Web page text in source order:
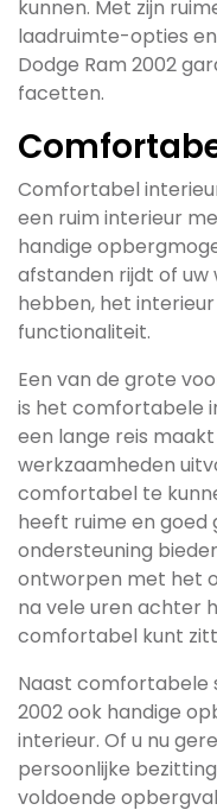
kunnen. Met zijn
laadruimte-opties
Dodge Ram 2002
facetten.
Comfortabel
een ruim interieur
handige
afstanden rijdt of uw
hebben, het
functionaliteit.
Een van de grote
is het comfortabele
een lange reis
werkzaamheden
comfortabel te
heeft ruime en goed
ondersteuning
ontworpen met het
na vele uren achter
comfortabel kunt
Naast comfortabele
2002 ook handige
interieur. Of u nu
persoonlijke
voldoende